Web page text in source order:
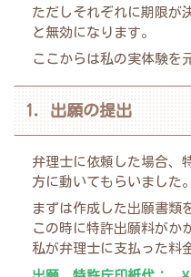
ただしそれぞれに期限が
と無効になります。
ここからは私の実体験を
1．出願の提出
弁理士に依頼した場合、
方に動いてもらいました。
まずは作成した出願書類
この時に特許出願料がか
私が弁理士に支払った料